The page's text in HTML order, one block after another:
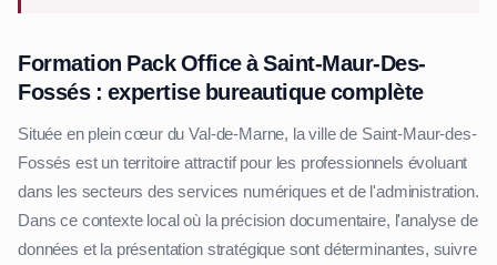
Formation Pack Office à Saint-Maur-Des-
Fossés : expertise bureautique complète
Située en plein cœur du Val-de-Marne, la ville de Saint-Maur-des-
Fossés est un territoire attractif pour les professionnels évoluant
dans les secteurs des services numériques et de l'administration.
Dans ce contexte local où la précision documentaire, l'analyse de
données et la présentation stratégique sont déterminantes, suivre